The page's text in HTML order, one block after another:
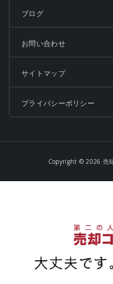
ブログ
お問い合わせ
サイトマップ
プライバシーポリシー
Copyright © 2026 売